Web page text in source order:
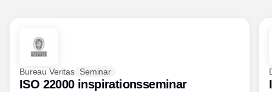
Bureau Veritas Seminar
ISO 22000 inspirationsseminar